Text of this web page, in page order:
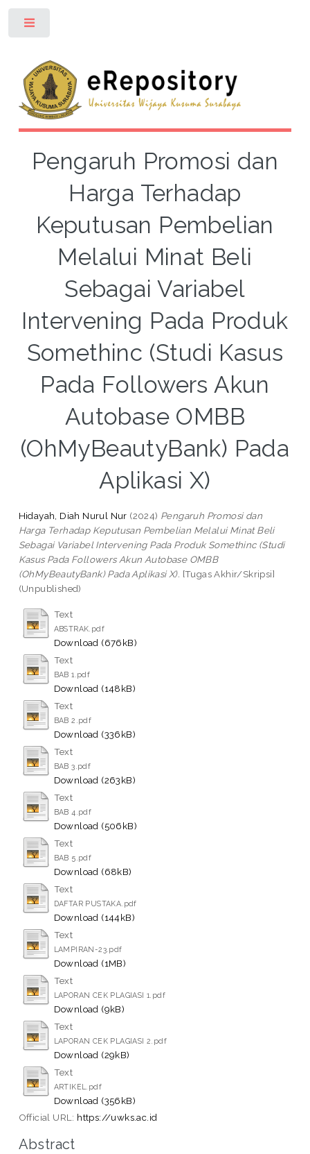
Pengaruh Promosi dan
Harga Terhadap
Keputusan Pembelian
Melalui Minat Beli
Sebagai Variabel
Intervening Pada Produk
Somethinc (Studi Kasus
Pada Followers Akun
Autobase OMBB
(OhMyBeautyBank) Pada
Aplikasi X)
Hidayah, Diah Nurul Nur (2024) Pengaruh Promosi dan
Harga Terhadap Keputusan Pembelian Melalui Minat Beli
Sebagai Variabel Intervening Pada Produk Somethinc (Studi
Kasus Pada Followers Akun Autobase OMBB
(OhMyBeautyBank) Pada Aplikasi X). [Tugas Akhir/Skripsi]
(Unpublished)
Text
ABSTRAK.pdf
Download (676kB)
Text
BAB 1.pdf
Download (148kB)
Text
BAB 2.pdf
Download (336kB)
Text
BAB 3.pdf
Download (263kB)
Text
BAB 4.pdf
Download (506kB)
Text
BAB 5.pdf
Download (68kB)
Text
DAFTAR PUSTAKA.pdf
Download (144kB)
Text
LAMPIRAN-23.pdf
Download (1MB)
Text
LAPORAN CEK PLAGIASI 1.pdf
Download (9kB)
Text
LAPORAN CEK PLAGIASI 2.pdf
Download (29kB)
Text
ARTIKEL.pdf
Download (356kB)
Official URL: https://uwks.ac.id
Abstract